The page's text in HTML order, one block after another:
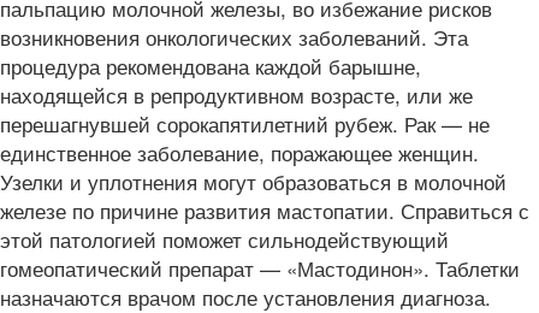
пальпацию молочной железы, во избежание рисков
возникновения онкологических заболеваний. Эта
процедура рекомендована каждой барышне,
находящейся в репродуктивном возрасте, или же
перешагнувшей сорокапятилетний рубеж. Рак — не
единственное заболевание, поражающее женщин.
Узелки и уплотнения могут образоваться в молочной
железе по причине развития мастопатии. Справиться с
этой патологией поможет сильнодействующий
гомеопатический препарат — «Мастодинон». Таблетки
назначаются врачом после установления диагноза.